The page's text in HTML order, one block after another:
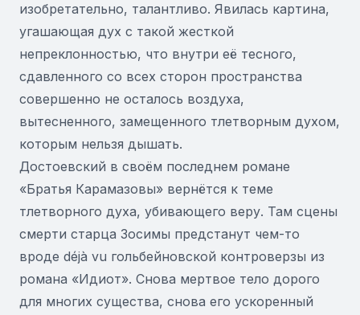
изобретательно, талантливо. Явилась картина,
угашающая дух с такой жесткой
непреклонностью, что внутри её тесного,
сдавленного со всех сторон пространства
совершенно не осталось воздуха,
вытесненного, замещенного тлетворным духом,
которым нельзя дышать.
Достоевский в своём последнем романе
«Братья Карамазовы» вернётся к теме
тлетворного духа, убивающего веру. Там сцены
смерти старца Зосимы предстанут чем-то
вроде déjà vu гольбейновской контроверзы из
романа «Идиот». Снова мертвое тело дорого
для многих существа, снова его ускоренный